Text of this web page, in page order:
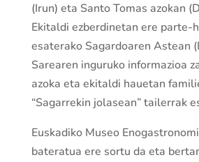
(Irun) eta Santo Tomas azokan
Ekitaldi ezberdinetan ere parte-
esaterako Sagardoaren Astean
Sarearen inguruko informazioa
azoka eta ekitaldi hauetan
“Sagarrekin jolasean” tailerrak
Euskadiko Museo
bateratua ere sortu da eta